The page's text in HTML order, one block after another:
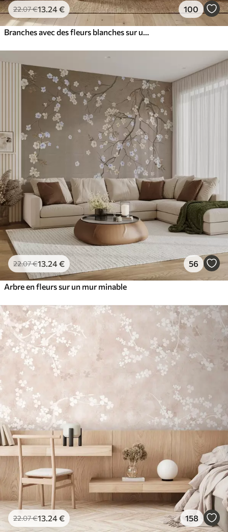
22.07€13 .24€ 100
22.07€13 .24€ 56
Arbre en fleurs sur un mur minable
22.07€13 .24€ 158